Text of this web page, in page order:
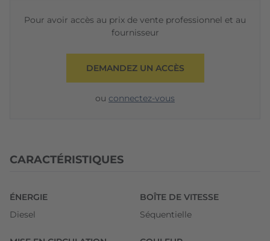
Pour avoir accès au prix de vente professionnel et au
fournisseur
DEMANDEZ UN ACCÈS
ou connectez-vous
CARACTÉRISTIQUES
ÉNERGIE
Diesel
BOÎTE DE VITESSE
Séquentielle